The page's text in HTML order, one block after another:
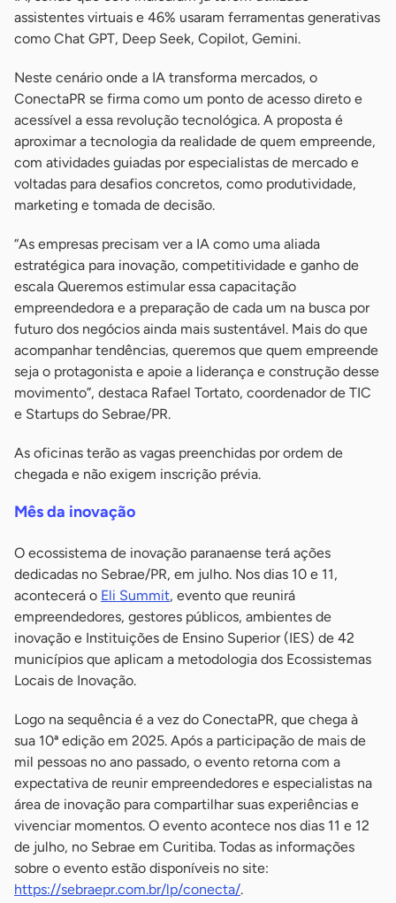
assistentes virtuais e 46% usaram ferramentas generativas
como Chat GPT, Deep Seek, Copilot, Gemini.
Neste cenário onde a IA transforma mercados, o
ConectaPR se firma como um ponto de acesso direto e
acessível a essa revolução tecnológica. A proposta é
aproximar a tecnologia da realidade de quem empreende,
com atividades guiadas por especialistas de mercado e
voltadas para desafios concretos, como produtividade,
marketing e tomada de decisão.
“As empresas precisam ver a IA como uma aliada
estratégica para inovação, competitividade e ganho de
escala Queremos estimular essa capacitação
empreendedora e a preparação de cada um na busca por
futuro dos negócios ainda mais sustentável. Mais do que
acompanhar tendências, queremos que quem empreende
seja o protagonista e apoie a liderança e construção desse
movimento”, destaca Rafael Tortato, coordenador de TIC
e Startups do Sebrae/PR.
As oficinas terão as vagas preenchidas por ordem de
chegada e não exigem inscrição prévia.
Mês da inovação
O ecossistema de inovação paranaense terá ações
dedicadas no Sebrae/PR, em julho. Nos dias 10 e 11,
acontecerá o Eli Summit, evento que reunirá
empreendedores, gestores públicos, ambientes de
inovação e Instituições de Ensino Superior (IES) de 42
municípios que aplicam a metodologia dos Ecossistemas
Locais de Inovação.
Logo na sequência é a vez do ConectaPR, que chega à
sua 10ª edição em 2025. Após a participação de mais de
mil pessoas no ano passado, o evento retorna com a
expectativa de reunir empreendedores e especialistas na
área de inovação para compartilhar suas experiências e
vivenciar momentos. O evento acontece nos dias 11 e 12
de julho, no Sebrae em Curitiba. Todas as informações
sobre o evento estão disponíveis no site:
https://sebraepr.com.br/lp/conecta/.